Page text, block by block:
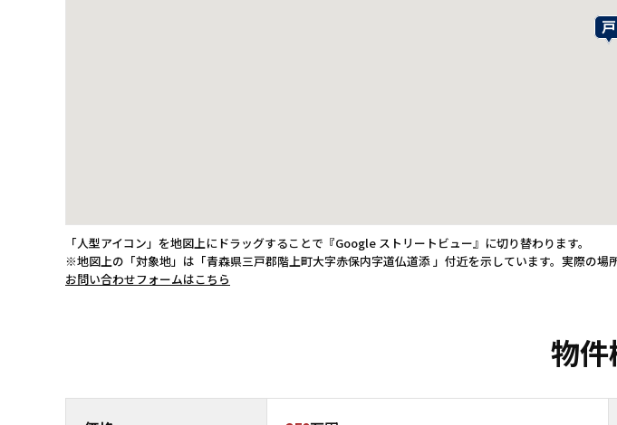
「人型アイコン」を地図上にドラッグすることで『Google ストリートビュー』に切り替わります。
※地図上の「対象地」は「青森県三戸郡階上町大字赤保内字道仏道添 」付近を示しています。実際の場
お問い合わせフォームはこちら
物